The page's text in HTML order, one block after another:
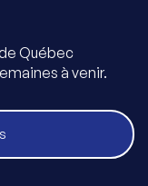
Québec
à venir.